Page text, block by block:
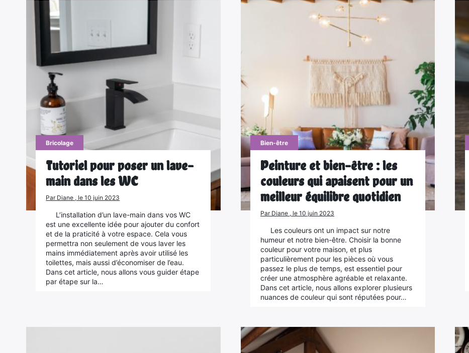
Bricolage
Tutoriel pour poser un lave-
main dans les WC
Par Diane , le 10 juin 2023
L’installation d’un lave-main dans vos WC
est une excellente idée pour ajouter du confort
et de la praticité à votre espace. Cela vous
permettra non seulement de vous laver les
mains immédiatement après avoir utilisé les
toilettes, mais aussi d’économiser de l’eau.
Dans cet article, nous allons vous guider étape
par étape sur la…
Bien-être
Peinture et bien-être : les
couleurs qui apaisent pour un
meilleur équilibre quotidien
Par Diane , le 10 juin 2023
Les couleurs ont un impact sur notre
humeur et notre bien-être. Choisir la bonne
couleur pour votre maison, et plus
particulièrement pour les pièces où vous
passez le plus de temps, est essentiel pour
créer une atmosphère agréable et relaxante.
Dans cet article, nous allons explorer plusieurs
nuances de couleur qui sont réputées pour…